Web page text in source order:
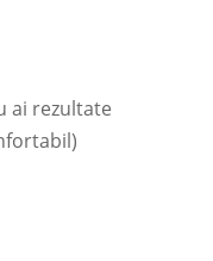
ai rezultate